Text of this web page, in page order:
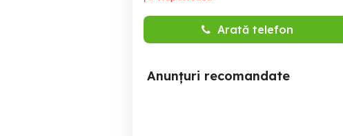
Arată telefon
Anunțuri recomandate